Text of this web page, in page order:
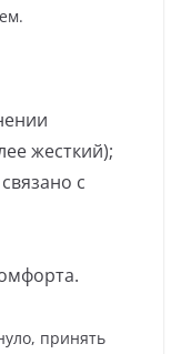
жесткий);
с
принять